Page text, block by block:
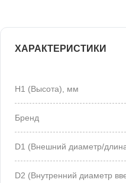
ХАРАКТЕРИСТИКИ
H1 (Высота), мм
Бренд
D1 (Внешний диаметр/
D2 (Внутренний диаметр